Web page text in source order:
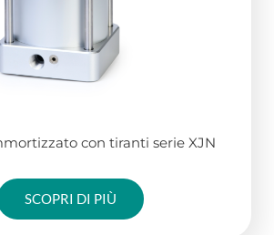
con tiranti serie XJN
SCOPRI DI PIÙ